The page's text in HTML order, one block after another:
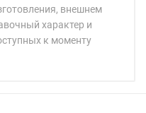
внешнем
характер и
к моменту